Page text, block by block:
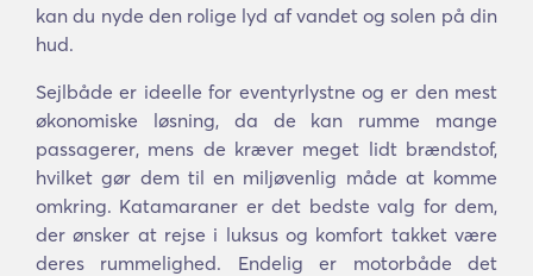
kan du nyde den rolige lyd af vandet og solen på din
hud.
Sejlbåde er ideelle for eventyrlystne og er den mest
økonomiske løsning, da de kan rumme mange
passagerer, mens de kræver meget lidt brændstof,
hvilket gør dem til en miljøvenlig måde at komme
omkring. Katamaraner er det bedste valg for dem,
der ønsker at rejse i luksus og komfort takket være
deres rummelighed. Endelig er motorbåde det